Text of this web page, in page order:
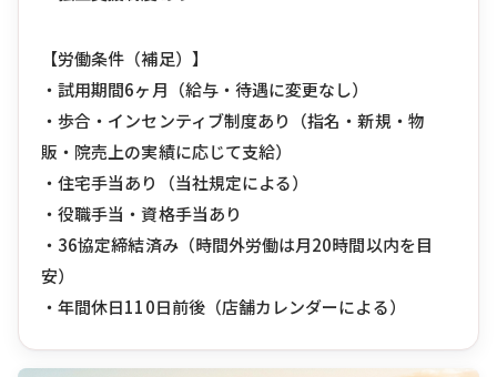
【労働条件（補足）】
・試用期間6ヶ月（給与・待遇に変更なし）
・歩合・インセンティブ制度あり（指名・新規・物
販・院売上の実績に応じて支給）
・住宅手当あり（当社規定による）
・役職手当・資格手当あり
・36協定締結済み（時間外労働は月20時間以内を目
安）
・年間休日110日前後（店舗カレンダーによる）